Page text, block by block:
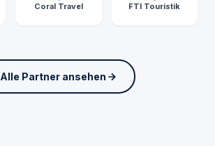
Coral Travel FTI Touristik
Alle Partner ansehen